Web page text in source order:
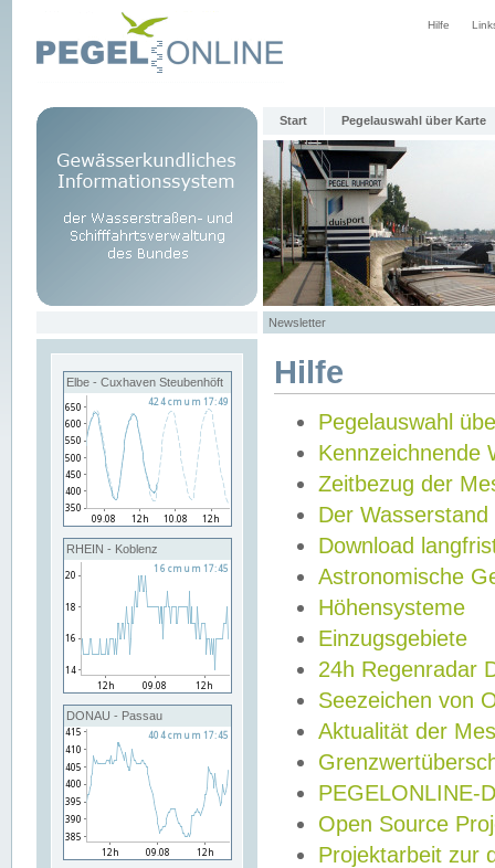
Hilfe
Start Pegelauswahl über Karte
Newsletter
Elbe - Cuxhaven Steubenhöft
RHEIN - Koblenz
DONAU - Passau
Hilfe
Pegelauswahl
Kennzeichnende
Zeitbezug der
Der Wasserstand
Download
Astronomische
Höhensysteme
Einzugsgebiete
24h Regenradar
Seezeichen von
Aktualität der
PEGELONLINE-
Open Source
Projektarbeit zur